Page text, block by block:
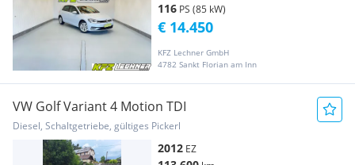
116 PS (85 kW)
KFZ Lechner GmbH
4782 Sankt Florian am Inn
€ 14.450
VW Golf Variant 4 Motion TDI
Diesel, Schaltgetriebe, gültiges Pickerl
2012 EZ